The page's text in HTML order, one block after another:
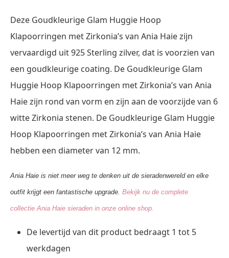
Deze Goudkleurige Glam Huggie Hoop
Klapoorringen met Zirkonia’s van Ania Haie zijn
vervaardigd uit 925 Sterling zilver, dat is voorzien van
een goudkleurige coating. De Goudkleurige Glam
Huggie Hoop Klapoorringen met Zirkonia’s van Ania
Haie zijn rond van vorm en zijn aan de voorzijde van 6
witte Zirkonia stenen. De Goudkleurige Glam Huggie
Hoop Klapoorringen met Zirkonia’s van Ania Haie
hebben een diameter van 12 mm.
Ania Haie is niet meer weg te denken uit de sieradenwereld en elke
outfit krijgt een fantastische upgrade. Bekijk nu de complete
collectie Ania Haie sieraden in onze online shop.
De levertijd van dit product bedraagt 1 tot 5
werkdagen